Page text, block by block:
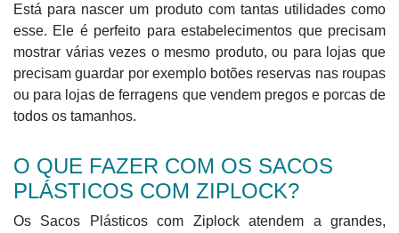
Está para nascer um produto com tantas utilidades como
esse. Ele é perfeito para estabelecimentos que precisam
mostrar várias vezes o mesmo produto, ou para lojas que
precisam guardar por exemplo botões reservas nas roupas
ou para lojas de ferragens que vendem pregos e porcas de
todos os tamanhos.
O QUE FAZER COM OS SACOS
PLÁSTICOS COM ZIPLOCK?
Os Sacos Plásticos com Ziplock atendem a grandes,